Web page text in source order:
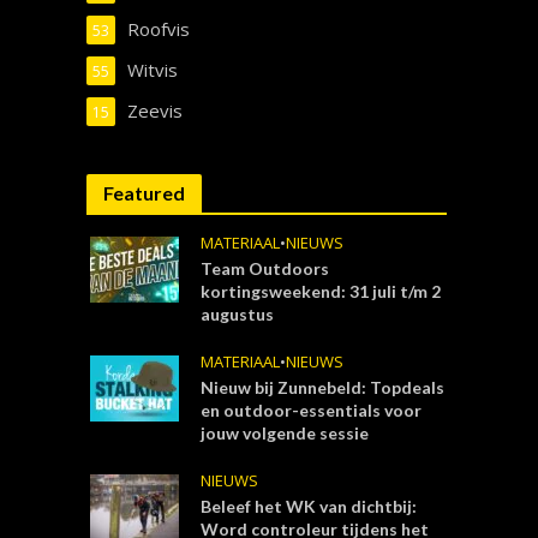
Roofvis
53
Witvis
55
Zeevis
15
Featured
MATERIAAL•NIEUWS
Team Outdoors
kortingsweekend: 31 juli t/m 2
augustus
MATERIAAL•NIEUWS
Nieuw bij Zunnebeld: Topdeals
en outdoor-essentials voor
jouw volgende sessie
NIEUWS
Beleef het WK van dichtbij:
Word controleur tijdens het